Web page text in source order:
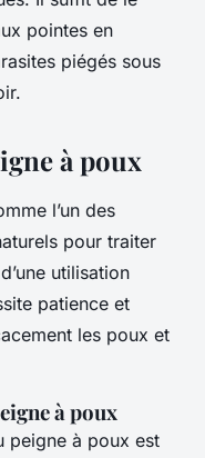
pointes en
piégés sous
à poux
l’un des
pour traiter
utilisation
patience et
les poux et
à poux
peigne à poux est